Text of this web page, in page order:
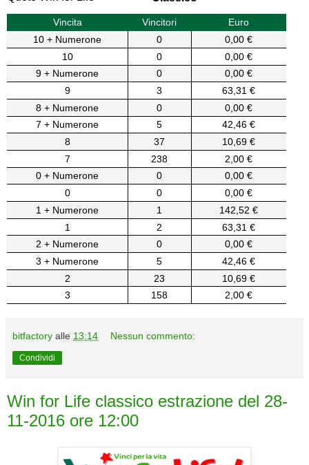
Vincita Vincitori
Euro
10 + Numerone
0
0,00 €
10
0
0,00 €
9 + Numerone
0
0,00 €
9
3
63,31 €
8 + Numerone
0
0,00 €
7 + Numerone
5
42,46 €
8
37
10,69 €
7
238
2,00 €
0 + Numerone
0
0,00 €
0
0
0,00 €
1 + Numerone
1
142,52 €
1
2
63,31 €
2 + Numerone
0
0,00 €
3 + Numerone
5
42,46 €
2
23
10,69 €
3
158 2,00 €
bitfactory alle 13:14 Nessun commento:
Condividi
Win for Life classico estrazione del 28-
11-2016 ore 12:00